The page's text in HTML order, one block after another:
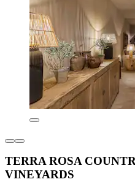
TERRA ROSA
VINEYARDS